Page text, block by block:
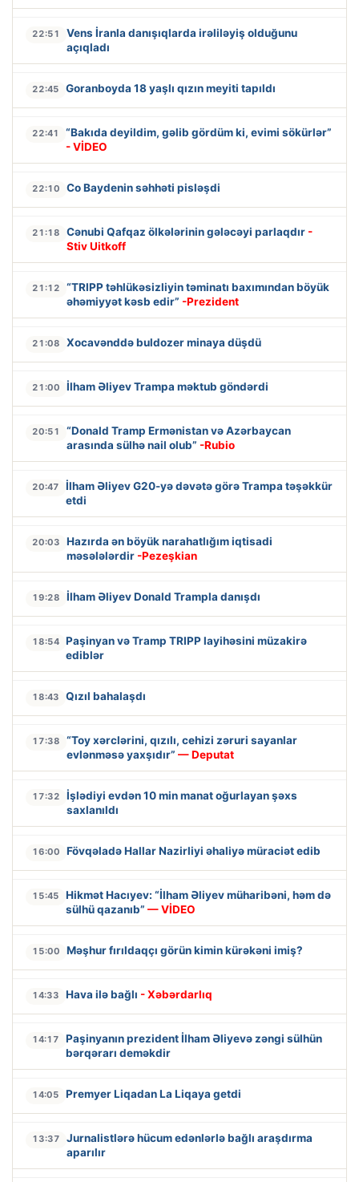
22:51
Vens İranla danışıqlarda irəliləyiş olduğunu
açıqladı
22:45 Goranboyda 18 yaşlı qızın meyiti tapıldı
22:41
“Bakıda deyildim, gəlib gördüm ki, evimi sökürlər”
- VİDEO
22:10 Co Baydenin səhhəti pisləşdi
21:18 Cənubi Qafqaz ölkələrinin gələcəyi parlaqdır -
Stiv Uitkoff
21:12
“TRIPP təhlükəsizliyin təminatı baxımından böyük
əhəmiyyət kəsb edir” -Prezident
21:08 Xocavənddə buldozer minaya düşdü
21:00 İlham Əliyev Trampa məktub göndərdi
20:51
“Donald Tramp Ermənistan və Azərbaycan
arasında sülhə nail olub” -Rubio
20:47
İlham Əliyev G20-yə dəvətə görə Trampa təşəkkür
etdi
20:03
Hazırda ən böyük narahatlığım iqtisadi
məsələlərdir -Pezeşkian
19:28 İlham Əliyev Donald Trampla danışdı
18:54 Paşinyan və Tramp TRIPP layihəsini müzakirə
ediblər
18:43 Qızıl bahalaşdı
17:38
“Toy xərclərini, qızılı, cehizi zəruri sayanlar
evlənməsə yaxşıdır” — Deputat
17:32
İşlədiyi evdən 10 min manat oğurlayan şəxs
saxlanıldı
16:00 Fövqəladə Hallar Nazirliyi əhaliyə müraciət edib
15:45
Hikmət Hacıyev: “İlham Əliyev müharibəni, həm də
sülhü qazanıb” — VİDEO
15:00 Məşhur fırıldaqçı görün kimin kürəkəni imiş?
14:33 Hava ilə bağlı - Xəbərdarlıq
14:17
Paşinyanın prezident İlham Əliyevə zəngi sülhün
bərqərarı deməkdir
14:05 Premyer Liqadan La Liqaya getdi
13:37
Jurnalistlərə hücum edənlərlə bağlı araşdırma
aparılır